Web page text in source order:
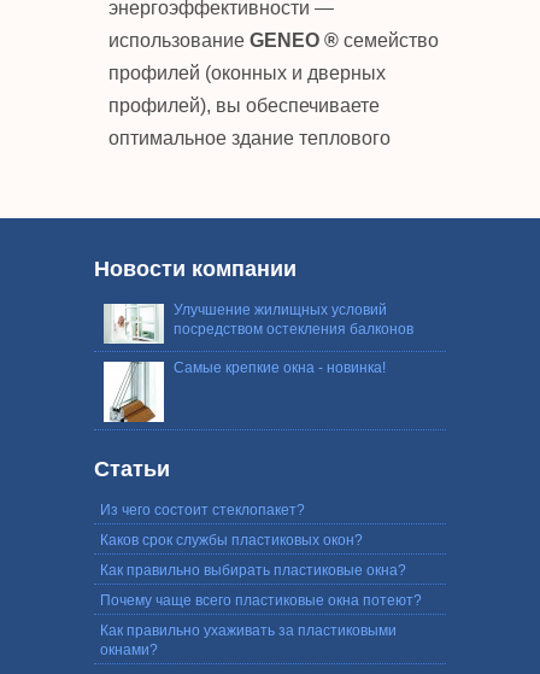
энергоэффективности —
использование GENEO ® семейство
профилей (оконных и дверных
профилей), вы обеспечиваете
оптимальное здание теплового
Новости компании
Улучшение жилищных условий
посредством остекления балконов
Самые крепкие окна - новинка!
Статьи
Из чего состоит стеклопакет?
Каков срок службы пластиковых окон?
Как правильно выбирать пластиковые окна?
Почему чаще всего пластиковые окна потеют?
Как правильно ухаживать за пластиковыми
окнами?